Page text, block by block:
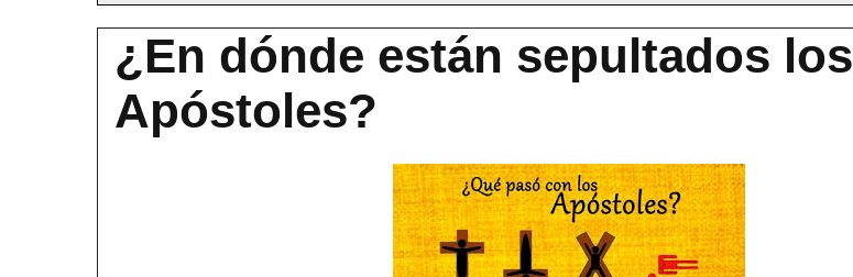
¿En dónde están sepultados los
Apóstoles?